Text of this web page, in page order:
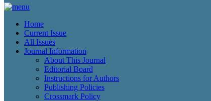
Home
Current Issue
All Issues
Journal Information
About This Journal
Editorial Board
Instructions for Authors
Publishing Policies
Crossmark Policy